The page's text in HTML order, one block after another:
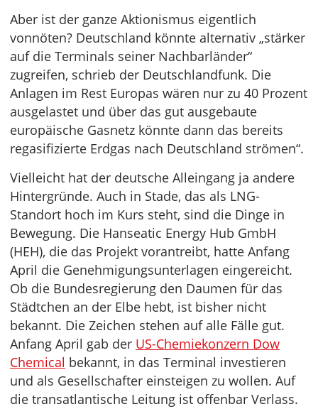
Aber ist der ganze Aktionismus eigentlich
vonnöten? Deutschland könnte alternativ „stärker
auf die Terminals seiner Nachbarländer“
zugreifen, schrieb der Deutschlandfunk. Die
Anlagen im Rest Europas wären nur zu 40 Prozent
ausgelastet und über das gut ausgebaute
europäische Gasnetz könnte dann das bereits
regasifizierte Erdgas nach Deutschland strömen“.
Vielleicht hat der deutsche Alleingang ja andere
Hintergründe. Auch in Stade, das als LNG-
Standort hoch im Kurs steht, sind die Dinge in
Bewegung. Die Hanseatic Energy Hub GmbH
(HEH), die das Projekt vorantreibt, hatte Anfang
April die Genehmigungsunterlagen eingereicht.
Ob die Bundesregierung den Daumen für das
Städtchen an der Elbe hebt, ist bisher nicht
bekannt. Die Zeichen stehen auf alle Fälle gut.
Anfang April gab der US-Chemiekonzern Dow
Chemical bekannt, in das Terminal investieren
und als Gesellschafter einsteigen zu wollen. Auf
die transatlantische Leitung ist offenbar Verlass.